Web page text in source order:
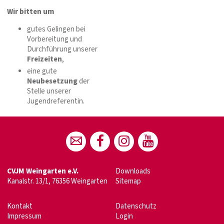
Wir bitten um
gutes Gelingen bei
Vorbereitung und
Durchführung unserer
Freizeiten,
eine gute
Neubesetzungder
Stelle unserer
Jugendreferentin.
CVJM Weingarten e.V.
Kanalstr. 13/1, 76356 Weingarten
Downloads
Sitemap
Kontakt
Impressum
Datenschutz
Login